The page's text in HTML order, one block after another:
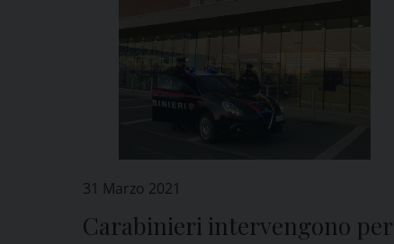
31 Marzo 2021
Carabinieri intervengono per